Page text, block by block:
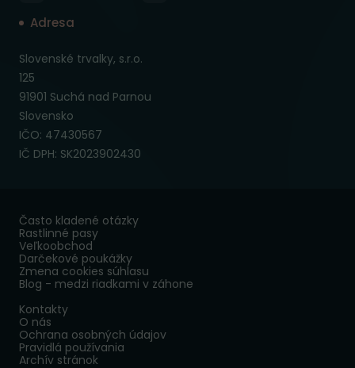
Adresa
Slovenské trvalky, s.r.o.
125
91901 Suchá nad Parnou
Slovensko
IČO: 47430567
IČ DPH: SK2023902430
Často kladené otázky
Rastlinné pasy
Veľkoobchod
Darčekové poukážky
Zmena cookies súhlasu
Blog - medzi riadkami v záhone
Kontakty
O nás
Ochrana osobných údajov
Pravidlá používania
Archív stránok